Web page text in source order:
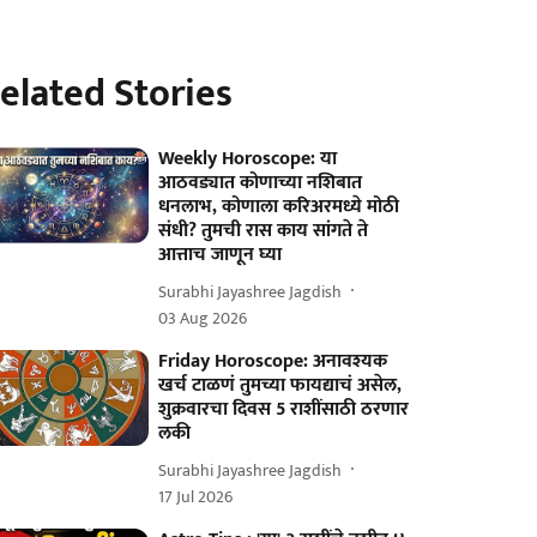
Stories
Weekly Horoscope: या
आठवड्यात कोणाच्या नशिबात
धनलाभ, कोणाला करिअरमध्ये मोठी
संधी? तुमची रास काय सांगते ते
आत्ताच जाणून घ्या
Surabhi Jayashree Jagdish
03 Aug 2026
Friday Horoscope: अनावश्यक
खर्च टाळणं तुमच्या फायद्याचं असेल,
शुक्रवारचा दिवस 5 राशींसाठी ठरणार
लकी
Surabhi Jayashree Jagdish
17 Jul 2026